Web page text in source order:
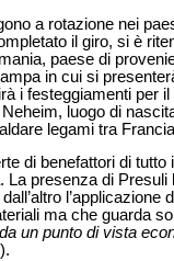
a rotazione nei
il giro, si è
paese di
in cui si
i festeggiamenti per
luogo di
legami tra
di benefattori di
La presenza di
ma che guarda
un punto di vista